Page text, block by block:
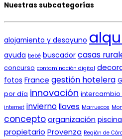
Nuestras subcategorías
alojamiento y desayuno
ayuda bebé buscador casas
concurso contaminación digital
fotos France gestión hotelera
por día innovación intercambio
internet inviernollaves Marruecos
conceptoorganización piscina
propietario Provenza Región de